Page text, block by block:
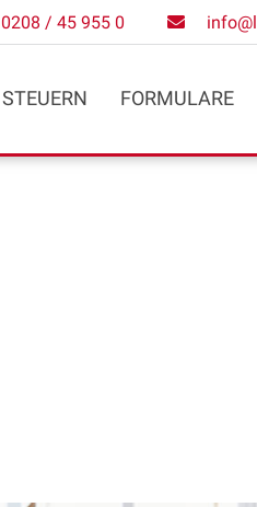
0208 / 45 955 0
STEUERN FORMULARE